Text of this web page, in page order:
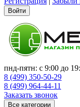
Войти
пнд-пятн: с 9:00 до
8 (499) 350-50-29
8 (499) 964-44-11
Заказать звонок
Все категории